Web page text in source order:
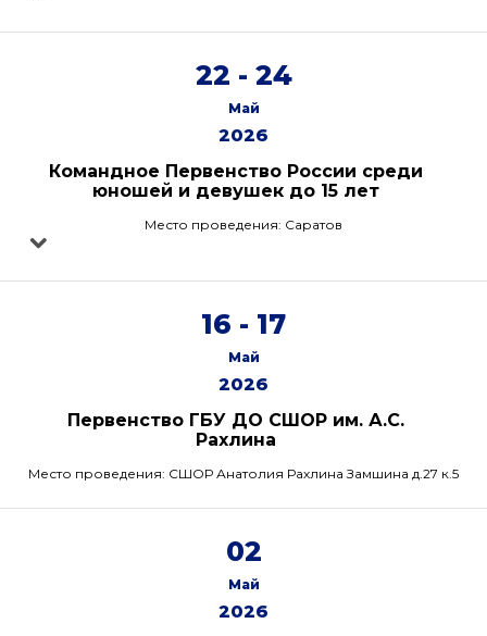
22 - 24
Май
2026
Командное Первенство России среди
юношей и девушек до 15 лет
Место проведения: Саратов
16 - 17
Май
2026
Первенство ГБУ ДО СШОР им. А.С.
Рахлина
Место проведения: СШОР Анатолия Рахлина Замшина д.27 к.5
02
Май
2026